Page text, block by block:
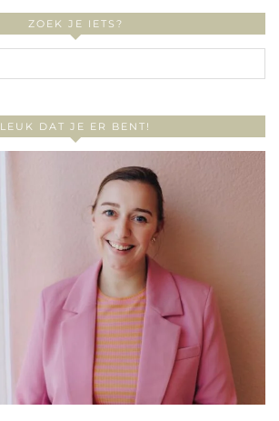
ZOEK JE IETS?
LEUK DAT JE ER BENT!